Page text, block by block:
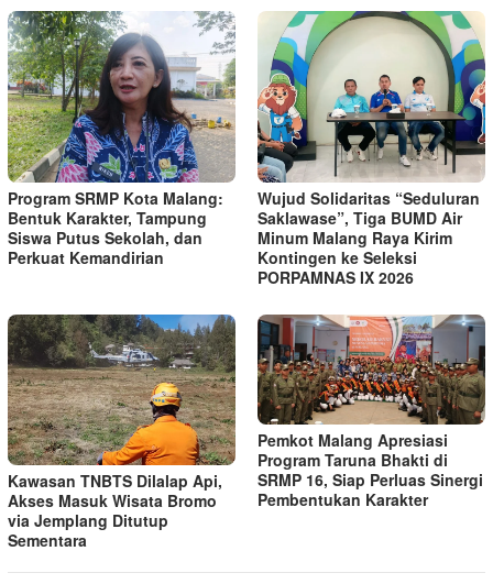
Program SRMP Kota Malang:
Bentuk Karakter, Tampung
Siswa Putus Sekolah, dan
Perkuat Kemandirian
Wujud Solidaritas “Seduluran
Saklawase”, Tiga BUMD Air
Minum Malang Raya Kirim
Kontingen ke Seleksi
PORPAMNAS IX 2026
Kawasan TNBTS Dilalap Api,
Akses Masuk Wisata Bromo
via Jemplang Ditutup
Sementara
Pemkot Malang Apresiasi
Program Taruna Bhakti di
SRMP 16, Siap Perluas Sinergi
Pembentukan Karakter